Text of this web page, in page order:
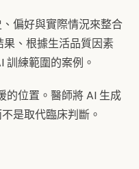
偏好與實際情況來整合
、根據生活品質因素
訓練範圍的案例。
的位置。醫師將 AI 生成
是取代臨床判斷。